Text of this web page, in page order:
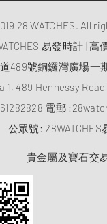
28 WATCHES. All
易發時計 | 高
489號銅鑼灣廣場一
1, 489 Hennessy
電郵 :
公眾號: 28WATCHES
貴金屬及寶石交